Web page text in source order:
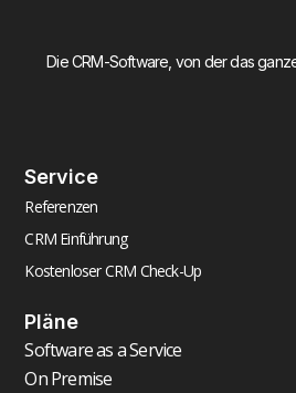
Die CRM-Software, von der das
Service
Referenzen
CRM Einführung
Kostenloser CRM Check-Up
Pläne
Software as a Service
On Premise